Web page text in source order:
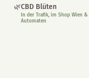
🌿CBD Blüten
In der Trafik, im Shop Wien &
Automaten